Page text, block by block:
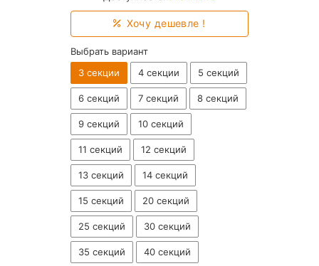
Хочу дешевле !
Выбрать вариант
3 секции
4 секции 5 секций
6 секций 7 секций 8 секций
9 секций 10 секций
11 секций 12 секций
13 секций 14 секций
15 секций 20 секций
25 секций 30 секций
35 секций 40 секций